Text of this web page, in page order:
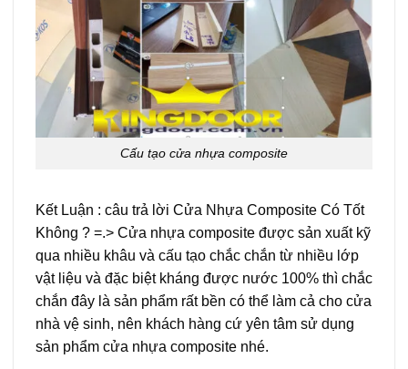
Cấu tạo cửa nhựa composite
Kết Luận : câu trả lời Cửa Nhựa Composite Có Tốt
Không ? =.> Cửa nhựa composite được sản xuất kỹ
qua nhiều khâu và cấu tạo chắc chắn từ nhiều lớp
vật liệu và đặc biệt kháng được nước 100% thì chắc
chắn đây là sản phẩm rất bền có thể làm cả cho cửa
nhà vệ sinh, nên khách hàng cứ yên tâm sử dụng
sản phẩm cửa nhựa composite nhé.